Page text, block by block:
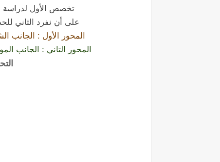
تخصص الأول
على أن نفرد الثاني
المحور الأول : الجانب
المحور التاني : الجانب